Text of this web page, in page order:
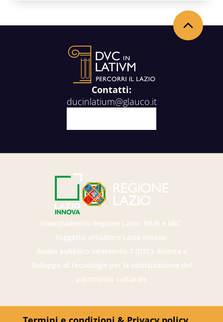
Contatti:
ducinlatium@glauco.it
Finanziamento Regione Lazio, MUR e MiC.
Soggetto attuatore Lazio Innova.
Avviso pubblico intervento 2 (DTC). Ricerca e
Sviluppo di tecnologie per la valorizzazione del
patrimonio culturale
Back to the top